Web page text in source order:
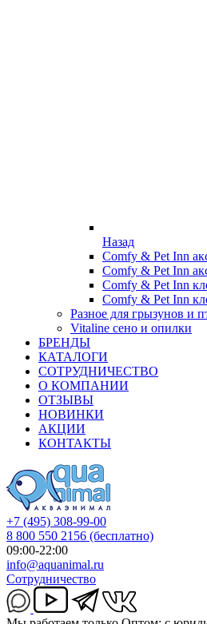
Назад
Comfy & Pet Inn
Comfy & Pet Inn
Comfy & Pet Inn
Comfy & Pet Inn
Разное для грызунов и
Vitaline сено и опилки
БРЕНДЫ
КАТАЛОГИ
СОТРУДНИЧЕСТВО
О КОМПАНИИ
ОТЗЫВЫ
НОВИНКИ
АКЦИИ
КОНТАКТЫ
+7 (495) 308-99-00
8 800 550 2156 (бесплатно)
09:00-22:00
info@aquanimal.ru
Сотрудничество